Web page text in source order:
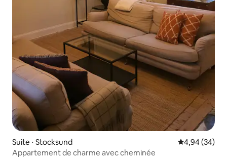
Suite ⋅ Stocksund Évaluation
4,94 (34)
Appartement de charme avec cheminée